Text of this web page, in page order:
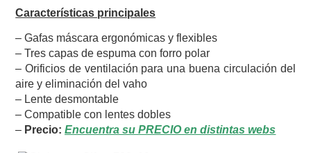
Características principales
– Gafas máscara ergonómicas y flexibles
– Tres capas de espuma con forro polar
– Orificios de ventilación para una buena circulación del
aire y eliminación del vaho
– Lente desmontable
– Compatible con lentes dobles
– Precio: Encuentra su PRECIO en distintas webs